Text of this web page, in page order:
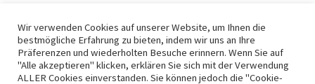
WEITERLESEN
Wir verwenden Cookies auf unserer Website, um Ihnen die
bestmögliche Erfahrung zu bieten, indem wir uns an Ihre
Präferenzen und wiederholten Besuche erinnern. Wenn Sie auf
"Alle akzeptieren" klicken, erklären Sie sich mit der Verwendung
ALLER Cookies einverstanden. Sie können jedoch die "Cookie-